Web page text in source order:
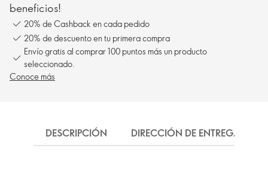
beneficios!
20% de Cashback en cada pedido
20% de descuento en tu primera compra
Envío gratis al comprar 100 puntos más un producto
seleccionado.
Conoce más
DESCRIPCIÓN DIRECCIÓN DE ENTREGA